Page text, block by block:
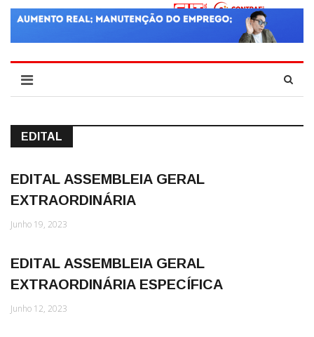
EDITAL
EDITAL ASSEMBLEIA GERAL
EXTRAORDINÁRIA
Junho 19, 2023
EDITAL ASSEMBLEIA GERAL
EXTRAORDINÁRIA ESPECÍFICA
Junho 12, 2023